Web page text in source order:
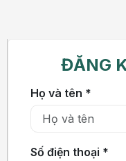
ĐĂNG
Họ và tên *
Số điện thoại *